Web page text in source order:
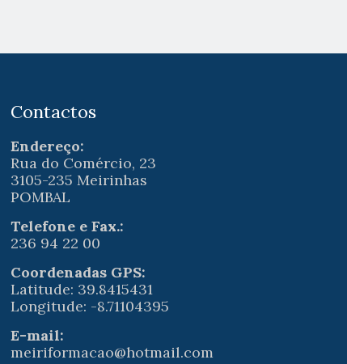
Contactos
Endereço:
Rua do Comércio, 23
3105-235 Meirinhas
POMBAL
Telefone e Fax.:
236 94 22 00
Coordenadas GPS:
Latitude: 39.8415431
Longitude: -8.71104395
E-mail:
meiriformacao@hotmail.com